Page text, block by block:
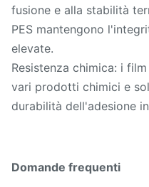
fusione e alla stabilità
PES mantengono
elevate.
Resistenza chimica: i
vari prodotti chimici e
durabilità dell'adesione
Domande frequenti